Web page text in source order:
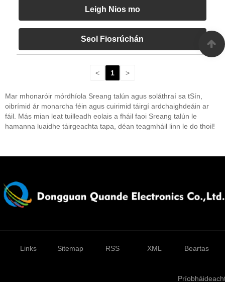
Leigh Nios mo
Seol Fiosrúchán
< 1 >
Mar mhonaróir mórdhíola Sreang talún agus soláthraí sa tSín,
oibrímid ár monarcha féin agus cuirimid táirgí ardchaighdeáin ar
fáil. Más mian leat tuilleadh eolais a fháil faoi Sreang talún le
hamanna luaidhe táirgeachta tapa, déan teagmháil linn le do thoil!
Links Sitemap RSS XML Beartas